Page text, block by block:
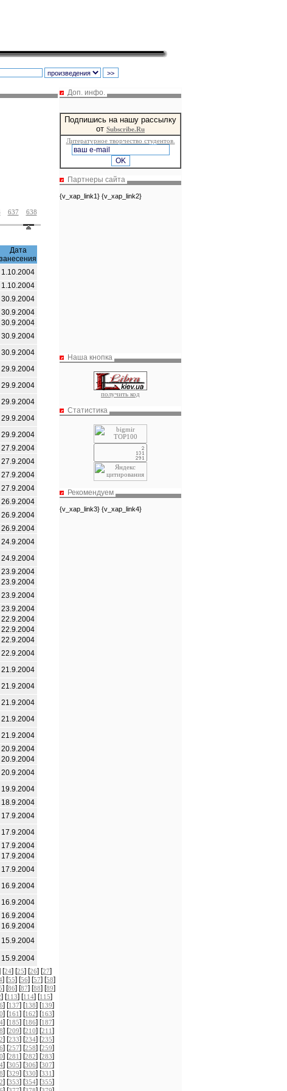
637 638
Дата
занесения
1.10.2004
1.10.2004
30.9.2004
30.9.2004
30.9.2004
30.9.2004
30.9.2004
29.9.2004
29.9.2004
29.9.2004
29.9.2004
29.9.2004
27.9.2004
27.9.2004
27.9.2004
27.9.2004
26.9.2004
26.9.2004
26.9.2004
24.9.2004
24.9.2004
23.9.2004
23.9.2004
23.9.2004
23.9.2004
22.9.2004
22.9.2004
22.9.2004
22.9.2004
21.9.2004
21.9.2004
21.9.2004
21.9.2004
21.9.2004
20.9.2004
20.9.2004
20.9.2004
19.9.2004
18.9.2004
17.9.2004
17.9.2004
17.9.2004
17.9.2004
17.9.2004
16.9.2004
16.9.2004
16.9.2004
16.9.2004
15.9.2004
15.9.2004
[24] [25] [26] [27]
] [55] [56] [57] [58]
] [86] [87] [88] [89]
] [113] [114] [115]
] [137] [138] [139]
] [161] [162] [163]
] [185] [186] [187]
] [209] [210] [211]
] [233] [234] [235]
] [257] [258] [259]
] [281] [282] [283]
] [305] [306] [307]
] [329] [330] [331]
] [353] [354] [355]
Доп. инфо.
Подпишись на нашу рассылку
от Subscribe.Ru
Литературное творчество студентов.
Партнеры сайта
{v_xap_link1} {v_xap_link2}
Наша кнопка
получить код
Статистика
Рекомендуем
{v_xap_link3} {v_xap_link4}